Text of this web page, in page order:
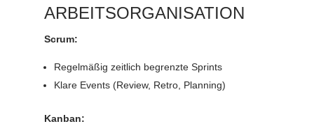
ARBEITSORGANISATION
Scrum:
Regelmäßig zeitlich begrenzte Sprints
Klare Events (Review, Retro, Planning)
Kanban: